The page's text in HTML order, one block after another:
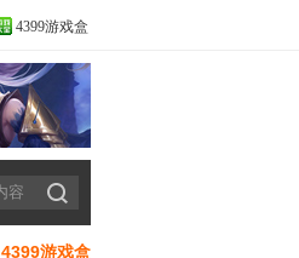
4399游戏盒
4399游戏盒